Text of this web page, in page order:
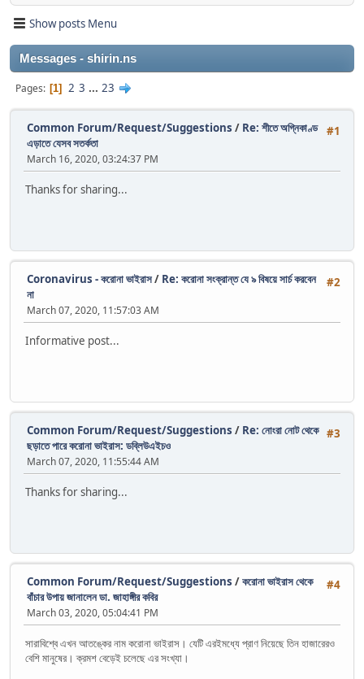
Show posts Menu
Messages - shirin.ns
Pages 1 2 3 ... 23
#1
Common Forum/Request/Suggestions / Re: শীতে অগ্নিকাণ্ড
এড়াতে যেসব সতর্কতা
March 16, 2020, 03:24:37 PM
Thanks for sharing...
#2
Coronavirus - করোনা ভাইরাস/ Re: করোনা সংক্রান্ত যে ৯ বিষয়ে সার্চ করবেন
না
March 07, 2020, 11:57:03 AM
Informative post...
#3
Common Forum/Request/Suggestions / Re: নোংরা নোট থেকে
ছড়াতে পারে করোনা ভাইরাস: ডব্লিউএইচও
March 07, 2020, 11:55:44 AM
Thanks for sharing...
#4
Common Forum/Request/Suggestions /করোনা ভাইরাস থেকে
বাঁচার উপায় জানালেন ডা. জাহাঙ্গীর কবির
March 03, 2020, 05:04:41 PM
সারাবিশ্বে এখন আতঙ্কের নাম করোনা ভাইরাস। যেটি এরইমধ্যে প্রাণ নিয়েছে তিন হাজারেরও
বেশি মানুষের। ক্রমশ বেড়েই চলেছে এর সংখ্যা।